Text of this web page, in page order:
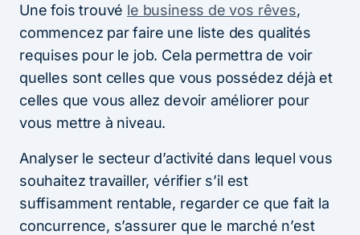
Une fois trouvé le business de vos rêves,
commencez par faire une liste des qualités
requises pour le job. Cela permettra de voir
quelles sont celles que vous possédez déjà et
celles que vous allez devoir améliorer pour
vous mettre à niveau.
Analyser le secteur d’activité dans lequel vous
souhaitez travailler, vérifier s’il est
suffisamment rentable, regarder ce que fait la
concurrence, s’assurer que le marché n’est